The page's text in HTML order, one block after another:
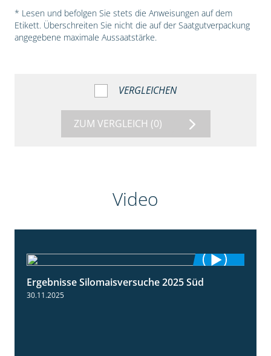
* Lesen und befolgen Sie stets die Anweisungen auf dem
Etikett. Überschreiten Sie nicht die auf der Saatgutverpackung
angegebene maximale Aussaatstärke.
VERGLEICHEN
ZUM VERGLEICH (0)
Video
Ergebnisse Silomaisversuche 2025 Süd
30.11.2025